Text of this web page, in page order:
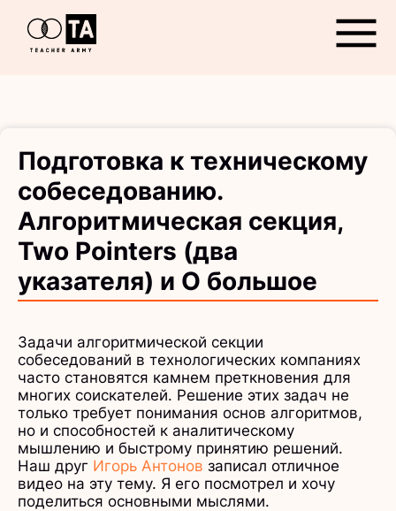
Открыть
Подготовка к техническому
собеседованию.
Алгоритмическая секция,
Two Pointers (два
указателя) и О большое
Задачи алгоритмической секции
собеседований в технологических компаниях
часто становятся камнем преткновения для
многих соискателей. Решение этих задач не
только требует понимания основ алгоритмов,
но и способностей к аналитическому
мышлению и быстрому принятию решений.
Наш друг Игорь Антонов записал отличное
видео на эту тему. Я его посмотрел и хочу
поделиться основными мыслями.